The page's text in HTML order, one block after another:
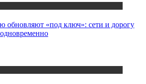
обновляют «под ключ»: сети и дорогу